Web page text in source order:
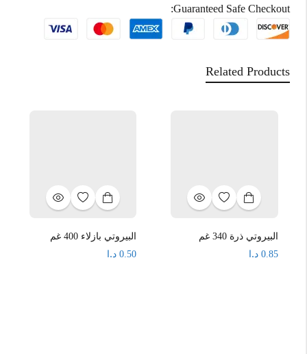
Guaranteed Safe Checkout:
Related Products
البيروتي ذرة 340 غم
0.85 د.ا
البيروتي بازلاء 400 غم
0.50 د.ا